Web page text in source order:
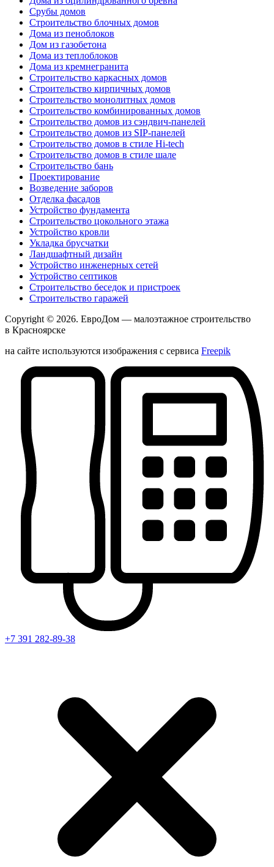
Срубы домов
Строительство блочных домов
Дома из пеноблоков
Дом из газобетона
Дома из теплоблоков
Дома из кремнегранита
Строительство каркасных домов
Строительство кирпичных домов
Строительство монолитных домов
Строительство комбинированных домов
Строительство домов из сэндвич-панелей
Строительство домов из SIP-панелей
Строительство домов в стиле Hi-tech
Строительство домов в стиле шале
Строительство бань
Проектирование
Возведение заборов
Отделка фасадов
Устройство фундамента
Строительство цокольного этажа
Устройство кровли
Укладка брусчатки
Ландшафтный дизайн
Устройство инженерных сетей
Устройство септиков
Строительство беседок и пристроек
Строительство гаражей
Copyright © 2026. ЕвроДом — малоэтажное строительство
в Красноярске
на сайте используются изображения с сервиса Freepik
+7 391 282-89-38